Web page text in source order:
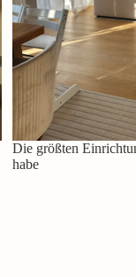
Die größten
habe